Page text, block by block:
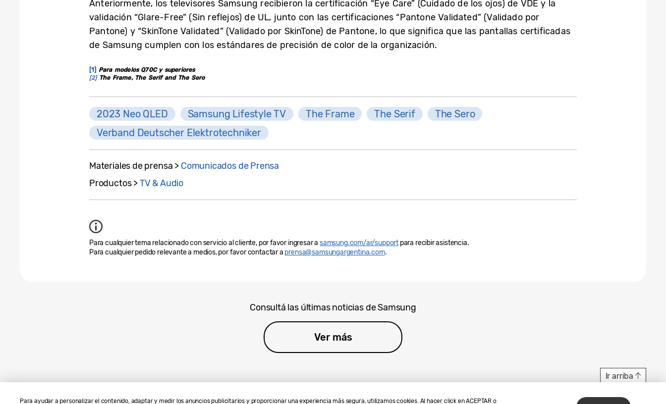
Para ayudar a personalizar el contenido, adaptar y medir los anuncios publicitarios y proporcionar una experiencia más segura, utilizamos cookies. Al hacer click en ACEPTAR o
Anteriormente, los televisores Samsung recibieron la certificación “Eye Care” (Cuidado de los ojos) de VDE y la
validación “Glare-Free” (Sin reflejos) de UL, junto con las certificaciones “Pantone Validated” (Validado por
Pantone) y “SkinTone Validated” (Validado por SkinTone) de Pantone, lo que significa que las pantallas certificadas
de Samsung cumplen con los estándares de precisión de color de la organización.
[1] Para modelos Q70C y superiores
[2]The Frame, The Serif and The Sero
2023 Neo QLED Samsung Lifestyle TV The Frame The Serif
The Sero
Verband Deutscher Elektrotechniker
Materiales de prensa > Comunicados de Prensa
Productos >TV & Audio
Para cualquier tema relacionado con servicio al cliente, por favor ingresar a samsung.com/ar/support para recibir asistencia.
Para cualquier pedido relevante a medios, por favor contactar a prensa@samsungargentina.com.
Consultá las últimas noticias de Samsung
Ver más
Ir arriba